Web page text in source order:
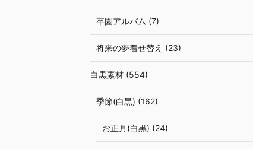
卒園アルバム (7)
将来の夢着せ替え (23)
白黒素材 (554)
季節(白黒) (162)
お正月(白黒) (24)